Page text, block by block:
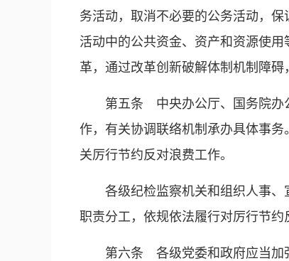
务活动，取消不必要的公务活动，
活动中的公共资金、资产和资源使
革，通过改革创新破解体制机制障碍
第五条 中央办公厅、国务院办
作，有关协调联络机制承办具体事
关厉行节约反对浪费工作。
各级纪检监察机关和组织人事
职责分工，依规依法履行对厉行节约
第六条 各级党委和政府应当加